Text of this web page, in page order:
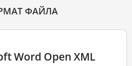
ФАЙЛА
Word Open XML